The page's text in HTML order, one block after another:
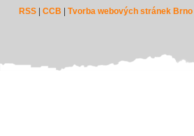
RSS |CCB |Tvorba webových stránek Brno